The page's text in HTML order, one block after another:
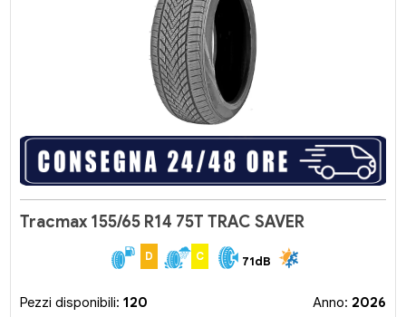
Tracmax 155/65 R14 75T TRAC SAVER
D C 71dB
Pezzi disponibili:120 Anno: 2026